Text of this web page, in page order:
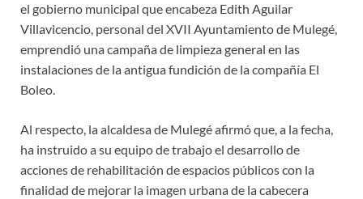
el gobierno municipal que encabeza Edith Aguilar
Villavicencio, personal del XVII Ayuntamiento de Mulegé,
emprendió una campaña de limpieza general en las
instalaciones de la antigua fundición de la compañía El
Boleo.
Al respecto, la alcaldesa de Mulegé afirmó que, a la fecha,
ha instruido a su equipo de trabajo el desarrollo de
acciones de rehabilitación de espacios públicos con la
finalidad de mejorar la imagen urbana de la cabecera